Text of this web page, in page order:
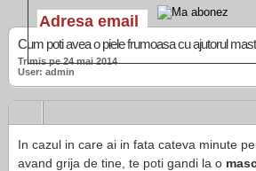
Cum poti avea o piele frumoasa cu ajutorul
Trimis pe 24 mai 2014
User: admin
In cazul in care ai in fata cateva minute
avand grija de tine, te poti gandi la o